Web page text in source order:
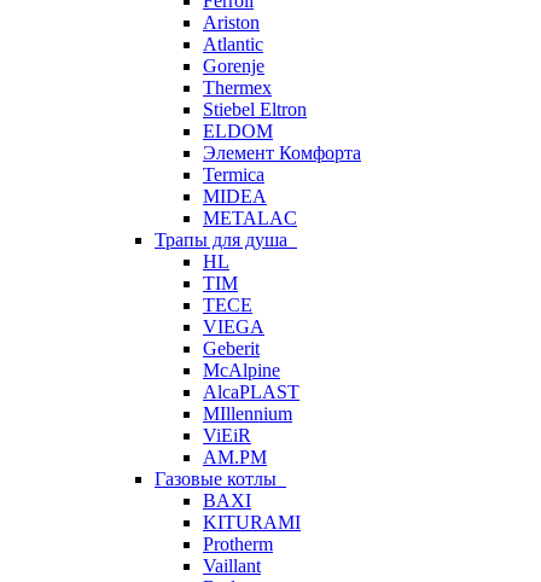
Ariston
Atlantic
Gorenje
Thermex
Stiebel Eltron
ELDOM
Элемент Комфорта
Termica
MIDEA
METALAC
Трапы для душа
HL
TIM
TECE
VIEGA
Geberit
McAlpine
AlcaPLAST
MIllennium
ViEiR
AM.PM
Газовые котлы
BAXI
KITURAMI
Protherm
Vaillant